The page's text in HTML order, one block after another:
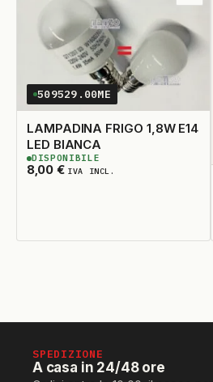
UNIVERSALE
WHIRLPOOL
23 WPRO
25 ZOPPAS
ai
509529.00ME
LAMPADINA FRIGO 1,8W E14
LED BIANCA
8,00 € IVA INCL.
2DISPONIBILI
DISPONIBILE
SPEDIZIONE
A casa in 24/48 ore